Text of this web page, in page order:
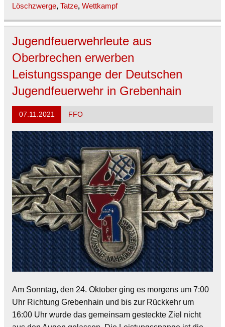
Löschzwerge, Tatze, Wettkampf
Jugendfeuerwehrleute aus
Oberbrechen erwerben
Leistungsspange der Deutschen
Jugendfeuerwehr in Grebenhain
07.11.2021 FFO
Am Sonntag, den 24. Oktober ging es morgens um 7:00
Uhr Richtung Grebenhain und bis zur Rückkehr um
16:00 Uhr wurde das gemeinsam gesteckte Ziel nicht